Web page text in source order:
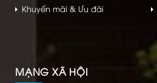
Khuyến mãi & Ưu đãi
MẠNG XÃ HỘI